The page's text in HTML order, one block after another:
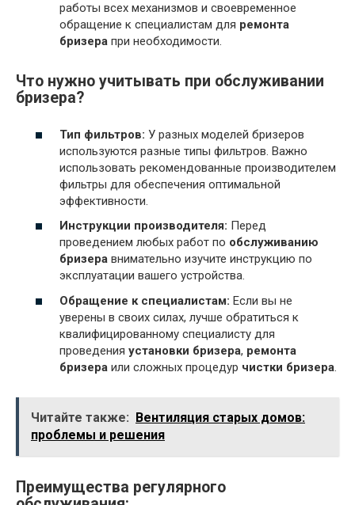
работы всех механизмов и своевременное
обращение к специалистам для ремонта
бризера при необходимости.
Что нужно учитывать при обслуживании
бризера?
Тип фильтров: У разных моделей бризеров
используются разные типы фильтров. Важно
использовать рекомендованные производителем
фильтры для обеспечения оптимальной
эффективности.
Инструкции производителя: Перед
проведением любых работ по обслуживанию
бризера внимательно изучите инструкцию по
эксплуатации вашего устройства.
Обращение к специалистам: Если вы не
уверены в своих силах, лучше обратиться к
квалифицированному специалисту для
проведения установки бризера, ремонта
бризера или сложных процедур чистки бризера.
Читайте также: Вентиляция старых домов:
проблемы и решения
Преимущества регулярного